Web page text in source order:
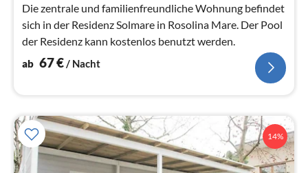
Die zentrale und familienfreundliche Wohnung befindet
sich in der Residenz Solmare in Rosolina Mare. Der Pool
der Residenz kann kostenlos benutzt werden.
ab 67€/ Nacht
14%